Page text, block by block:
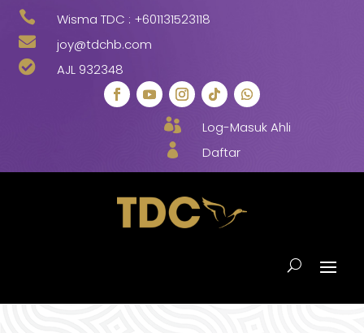
 Wisma TDC : +601131523118

joy@tdchb.com

AJL 932348

Log-Masuk Ahli

Daftar